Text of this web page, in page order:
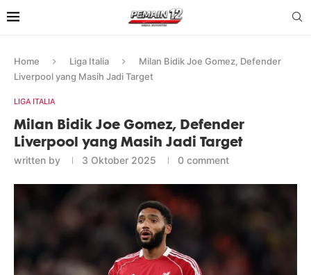
Home Liga Italia
Milan Bidik Joe Gomez, Defender
Liverpool yang Masih Jadi Target
LIGA ITALIA
Milan Bidik Joe Gomez, Defender
Liverpool yang Masih Jadi Target
written by 3 Oktober 2025 0 comment